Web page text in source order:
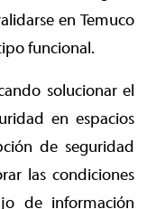
en Temuco
funcional.
solucionar el
en espacios
de seguridad
las condiciones
de información